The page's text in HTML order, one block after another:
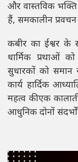
और वास्तविक
हैं, समकालीन प्रवचन
कबीर का ईश्वर के
धार्मिक प्रथाओं
सुधारकों को
कार्य हार्दिक
महत्व की एक
आधुनिक दोनों